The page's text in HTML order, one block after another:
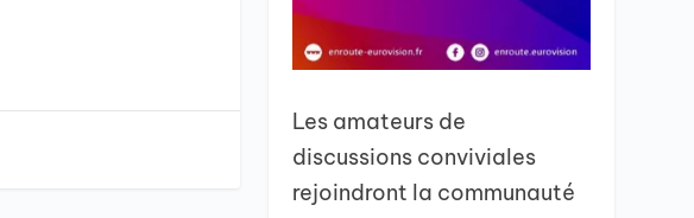
Les amateurs de
discussions conviviales
rejoindront la communauté